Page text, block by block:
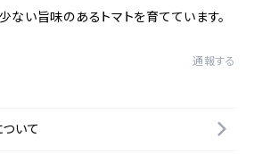
ない旨味のあるトマトを育てています。
通報する
いて